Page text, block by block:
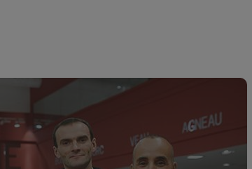
« Repérage » - La nouvelle
revue de tendances de
Marque Repère